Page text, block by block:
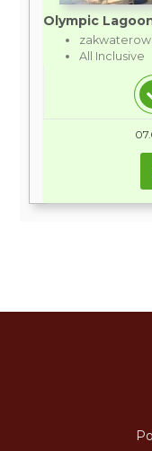
Olympic
All Inclusive